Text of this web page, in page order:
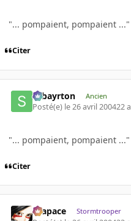
"... pompaient, pompaient ..."
Citer
sebayrton Ancien
Posté(e) le 26 avril 200422 a
"... pompaient, pompaient ..."
Citer
Krapace Stormtrooper